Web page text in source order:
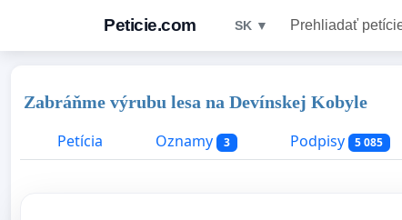
Peticie.com SK ▼ Prehliadať
Zabráňme výrubu lesa na Devínskej Kobyle
Petícia
Oznamy 3 Podpisy 5 085